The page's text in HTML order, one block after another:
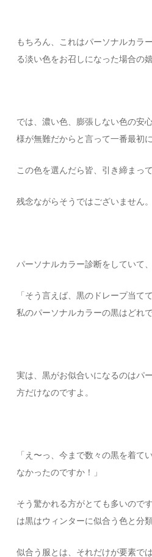
もちろん、これはパーソナルカラ
る淡い色をお召しになった場合の
では、濃い色、膨張しない色の安
様が無難だからと言って一番最初
この色を選んだら皆、引き締まっ
残念ながらそうではございません。
パーソナルカラー診断をしていて
「そう言えば、黒のドレープ当て
私のパーソナルカラーの黒はどれで
実は、黒がお似合いになるのはパ
方だけなのですよ。
「え〜っ、今まで数々の黒を着て
なかったのですか！」
そう驚かれる方がとても多いので
は黒はウィンターに似合う色と分
似合う服とは、それだけが要素で